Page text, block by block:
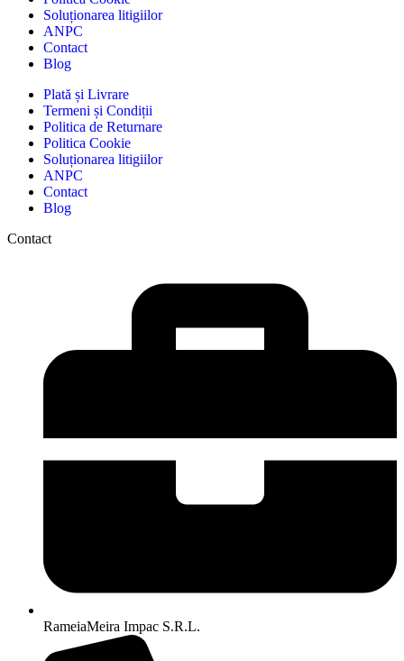
Soluționarea litigiilor
ANPC
Contact
Blog
Plată și Livrare
Termeni și Condiții
Politica de Returnare
Politica Cookie
Soluționarea litigiilor
ANPC
Contact
Blog
Contact
RameiaMeira Impac S.R.L.